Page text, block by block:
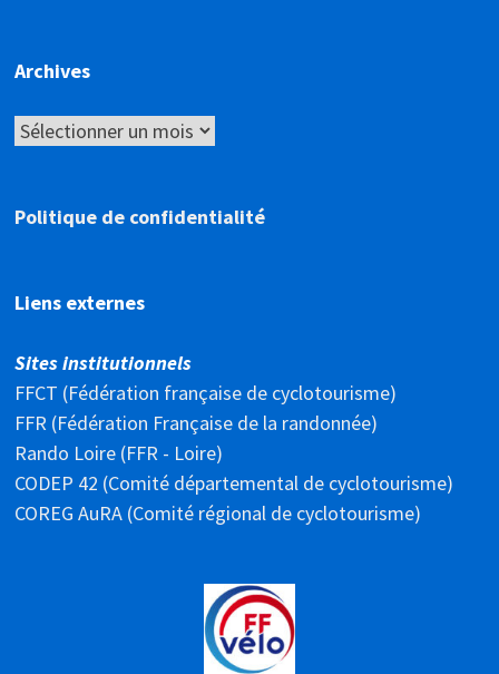
Archives
Archives
Politique de confidentialité
Liens externes
Sites institutionnels
FFCT (Fédération française de cyclotourisme)
FFR (Fédération Française de la randonnée)
Rando Loire (FFR - Loire)
CODEP 42 (Comité départemental de cyclotourisme)
COREG AuRA (Comité régional de cyclotourisme)